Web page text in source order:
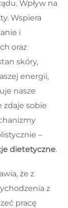
Wpływ na
Wspiera
i
oraz
skóry,
energii,
nasze
zdaje sobie
–
dietetyczne.
że z
z
pracę